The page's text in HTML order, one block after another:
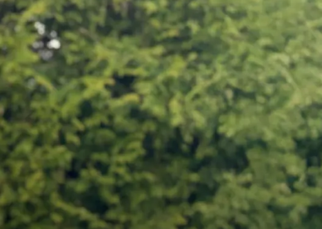
Ditt namn*
E-post
Telefon
Företag eller organisation
Skicka förfrågan:
Ring oss
08-250 150